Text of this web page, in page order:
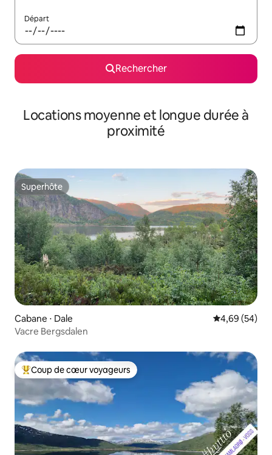
Départ
Rechercher
Locations moyenne et longue durée à
proximité
Superhôte
Superhôte
Cabane ⋅ Dale Évaluation
4,69 (54)
Vacre Bergsdalen
Coups de cœur voyageurs les plus appréciés
Coup de cœur voyageurs